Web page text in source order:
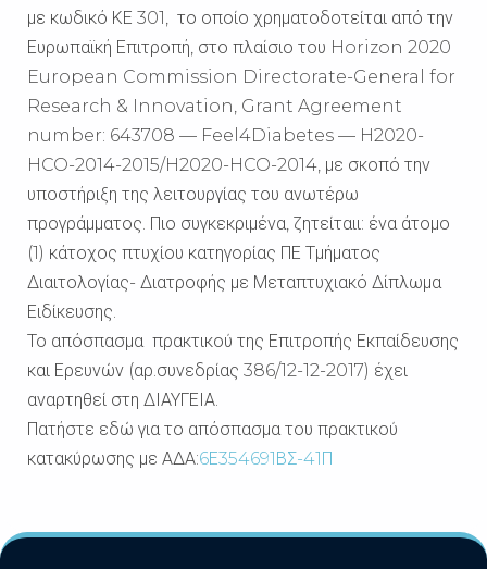
με κωδικό ΚΕ 301, το οποίο χρηματοδοτείται από την
Ευρωπαϊκή Επιτροπή, στο πλαίσιο του Horizon 2020
European Commission Directorate-General for
Research & Innovation, Grant Agreement
number: 643708 — Feel4Diabetes — H2020-
HCO-2014-2015/H2020-HCO-2014, με σκοπό την
υποστήριξη της λειτουργίας του ανωτέρω
προγράμματος. Πιο συγκεκριμένα, ζητείταιι: ένα άτομο
(1) κάτοχος πτυχίου κατηγορίας ΠΕ Τμήματος
Διαιτολογίας- Διατροφής με Μεταπτυχιακό Δίπλωμα
Ειδίκευσης.
Το απόσπασμα πρακτικού της Επιτροπής Εκπαίδευσης
και Ερευνών (αρ.συνεδρίας 386/12-12-2017) έχει
αναρτηθεί στη ΔΙΑΥΓΕΙΑ.
Πατήστε εδώ για το απόσπασμα του πρακτικού
κατακύρωσης με ΑΔΑ:6Ε354691ΒΣ-41Π